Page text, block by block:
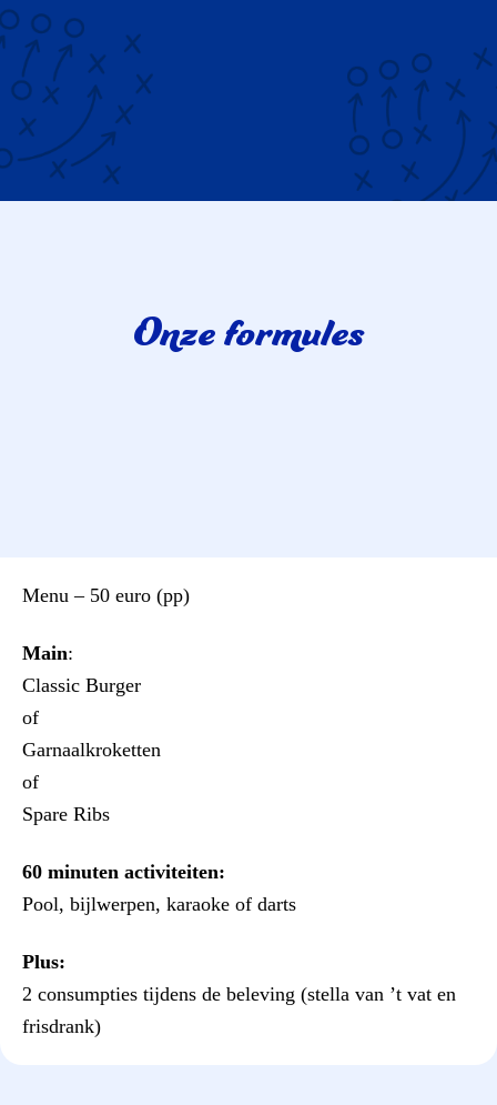
Onze formules
Menu – 50 euro (pp)
Main:
Classic Burger
of
Garnaalkroketten
of
Spare Ribs
60 minuten activiteiten:
Pool, bijlwerpen, karaoke of darts
Plus:
2 consumpties tijdens de beleving (stella van ’t vat en
frisdrank)